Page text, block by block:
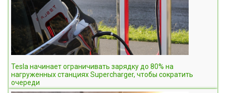
Tesla начинает ограничивать зарядку до 80% на
нагруженных станциях Supercharger, чтобы сократить
очереди